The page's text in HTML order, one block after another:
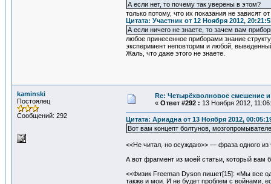
А если нет, то почему так уверены в этом?
только потому, что их показания не зависят
Цитата: Участник от 12 Ноября 2012,
А если ничего не знаете, то зачем вам
любое принесенное приборами знание
эксперимент неповторим и любой,
Жаль, что даже этого не знаете.
kaminski
Постоялец
Сообщений: 292
Re: Четырёхволновое смешение и
« Ответ #292 : 13 Ноября 2012,
Цитата: Ариадна от 13 Ноября 2012,
Вот вам концепт болтунов,
<<Не читал, но осуждаю>> — фраза одного
А вот фрагмент из моей статьи, который вам
<<Физик Freeman Dyson пишет[15]: «Мы все
также и мои. И не будет проблем с войнами,